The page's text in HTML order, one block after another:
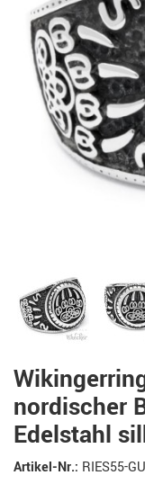
nordischer
Edelstahl
Artikel-Nr.: RIES55-